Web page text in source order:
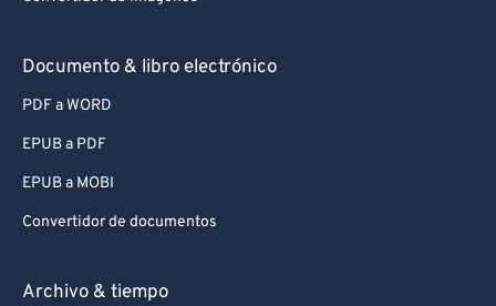
Documento & libro electrónico
PDF a WORD
EPUB a PDF
EPUB a MOBI
Convertidor de documentos
Archivo & tiempo